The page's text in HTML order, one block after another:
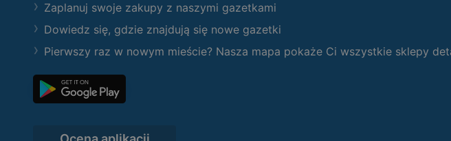
Zaplanuj swoje zakupy z naszymi gazetkami
Dowiedz się, gdzie znajdują się nowe gazetki
Pierwszy raz w nowym mieście? Nasza mapa pokaże Ci wszystkie sklepy